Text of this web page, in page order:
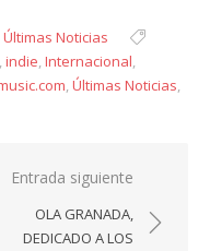
Últimas Noticias
,indie,Internacional,
,Últimas Noticias,
Entrada siguiente
OLA GRANADA,
DEDICADO A LOS